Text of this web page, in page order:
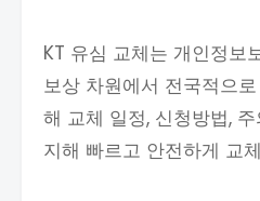
KT 유심 교체는 개인정보
보상 차원에서 전국적으
해 교체 일정, 신청방법,
지해 빠르고 안전하게 교